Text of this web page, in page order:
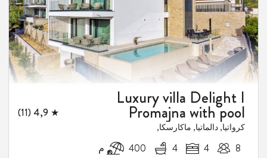
Luxury villa Delight I
Promajna with pool
★ 4,9 (11)
كرواتيا, دالماتيا, ماكارسكا,
8
4
4 400 م